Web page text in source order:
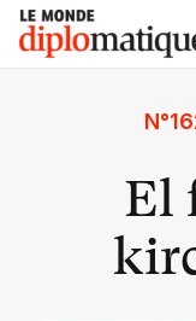
Skip
content
Le monde
El